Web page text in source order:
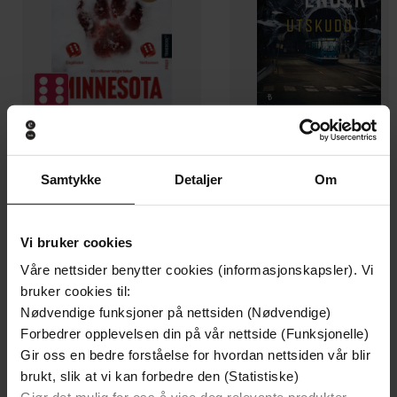
Samtykke Detaljer Om
Vi bruker cookies
Våre nettsider benytter cookies (informasjonskapsler). Vi
bruker cookies til:
Nødvendige funksjoner på nettsiden (Nødvendige)
Forbedrer opplevelsen din på vår nettside (Funksjonelle)
Gir oss en bedre forståelse for hvordan nettsiden vår blir
brukt, slik at vi kan forbedre den (Statistiske)
199,-
Minnesota
Jo Nesbø
349,-
Utskudd
Jørn Lier Horst
Undertittel 'Breathtakingly good' Marie Claire
Forfattere Kate Furnivall (forfatter),Jilly Bond
(innleser)